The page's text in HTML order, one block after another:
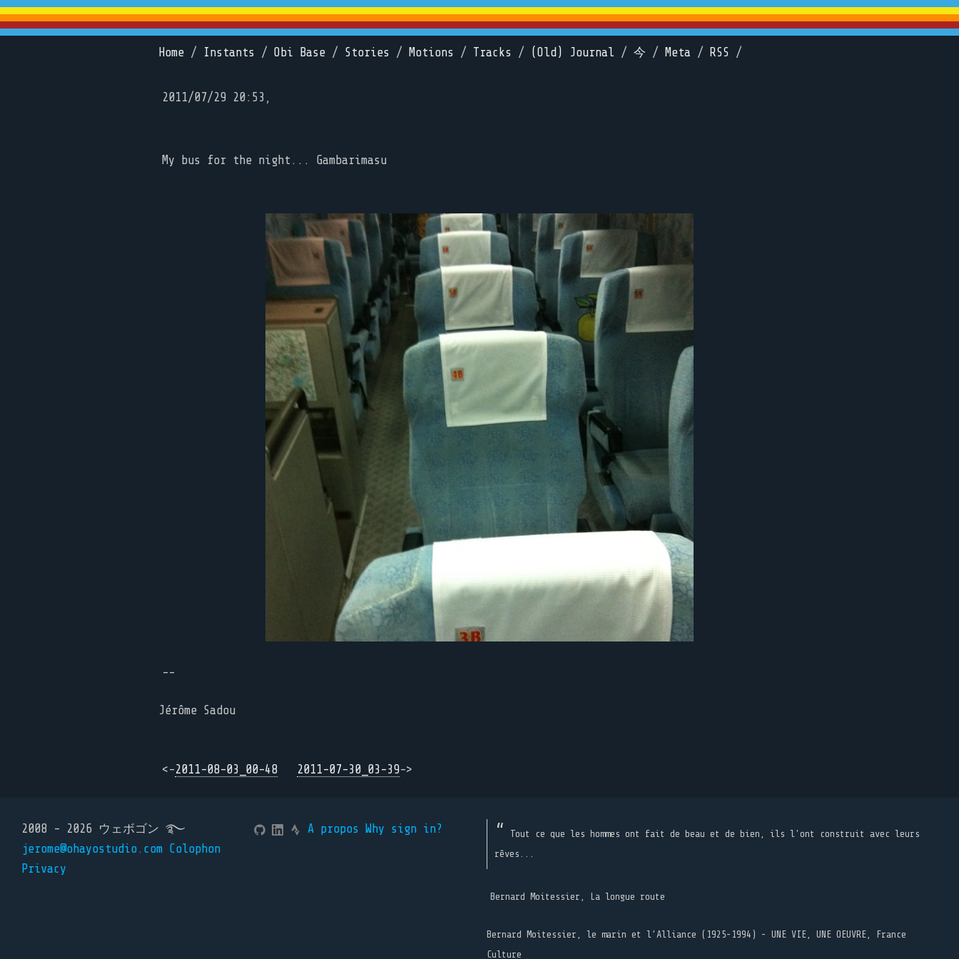
Home / Instants / Obi Base / Stories / Motions / Tracks / (Old) Journal / 今 / Meta / RSS /
2011/07/29 20:53,
My bus for the night... Gambarimasu
--
Jérôme Sadou
<-2011-08-03_00-48 2011-07-30_03-39->
2008 - 2026 ウェボゴン ࿐
jerome@ohayostudio.com Colophon
Privacy
A propos Why sign in?
Tout ce que les hommes ont fait de beau et de bien, ils l'ont construit avec leurs
rêves...
Bernard Moitessier, La longue route
Bernard Moitessier, le marin et l’Alliance (1925-1994) - UNE VIE, UNE OEUVRE, France
Culture